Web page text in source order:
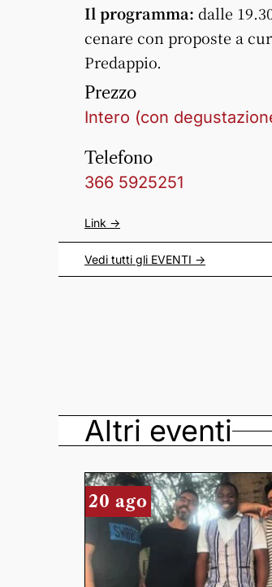
Il programma: dalle
cenare con proposte a
Predappio.
Prezzo
Intero (con
Telefono
366 5925251
Link ->
Vedi tutti gli EVENTI ->
Altri eventi
20 ago